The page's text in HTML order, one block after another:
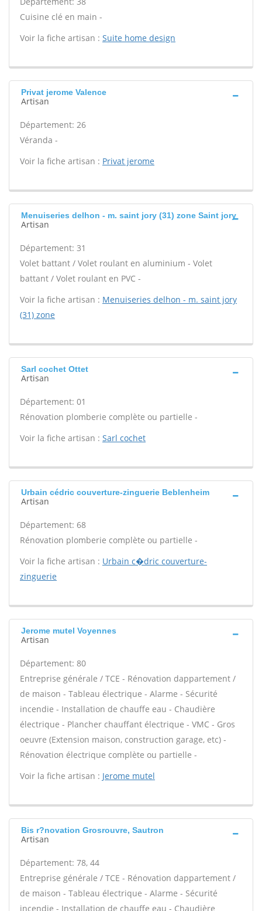
Cuisine clé en main -
Voir la fiche artisan : Suite home design
Privat jerome Valence
Artisan
Département: 26
Véranda -
Voir la fiche artisan : Privat jerome
Menuiseries delhon - m. saint jory (31) zone Saint jory
Artisan
Département: 31
Volet battant / Volet roulant en aluminium - Volet
battant / Volet roulant en PVC -
Voir la fiche artisan : Menuiseries delhon - m. saint jory
(31) zone
Sarl cochet Ottet
Artisan
Département: 01
Rénovation plomberie complète ou partielle -
Voir la fiche artisan : Sarl cochet
Urbain cédric couverture-zinguerie Beblenheim
Artisan
Département: 68
Rénovation plomberie complète ou partielle -
Voir la fiche artisan : Urbain c�dric couverture-
zinguerie
Jerome mutel Voyennes
Artisan
Département: 80
Entreprise générale / TCE - Rénovation dappartement /
de maison - Tableau électrique - Alarme - Sécurité
incendie - Installation de chauffe eau - Chaudière
électrique - Plancher chauffant électrique - VMC - Gros
oeuvre (Extension maison, construction garage, etc) -
Rénovation électrique complète ou partielle -
Voir la fiche artisan : Jerome mutel
Bis r?novation Grosrouvre, Sautron
Artisan
Département: 78, 44
Entreprise générale / TCE - Rénovation dappartement /
de maison - Tableau électrique - Alarme - Sécurité
incendie - Installation de chauffe eau - Chaudière